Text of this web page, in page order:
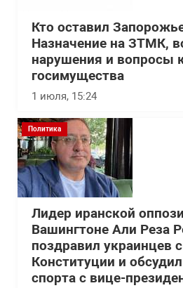
Кто оставил
Назначение на ЗТМК,
нарушения и вопросы
госимущества
1 июля, 15:24
Политика
Лидер иранской
Вашингтоне Али Реза
поздравил украинцев
Конституции и
спорта с вице-